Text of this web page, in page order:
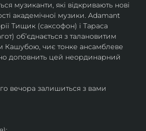
музиканти, які відкривають нові
академічної музики. Adamant
Тищик (саксофон) і Тараса
об’єднається з талановитим
Кашубою, чиє тонке ансамблеве
доповнить цей неординарний
вечора залишиться з вами